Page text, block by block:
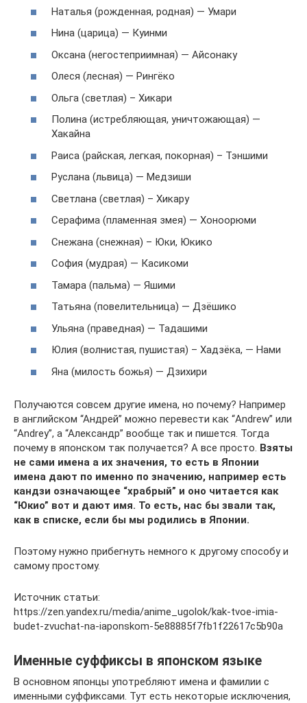
Наталья (рожденная, родная) — Умари
Нина (царица) — Куинми
Оксана (негостеприимная) — Айсонаку
Олеся (лесная) — Рингёко
Ольга (светлая) – Хикари
Полина (истребляющая, уничтожающая) —
Хакайна
Раиса (райская, легкая, покорная) – Тэншими
Руслана (львица) — Медзиши
Светлана (светлая) – Хикару
Серафима (пламенная змея) — Хоноорюми
Снежана (снежная) – Юки, Юкико
София (мудрая) — Касикоми
Тамара (пальма) — Яшими
Татьяна (повелительница) — Дзёшико
Ульяна (праведная) — Тадашими
Юлия (волнистая, пушистая) – Хадзёка, — Нами
Яна (милость божья) — Дзихири
Получаются совсем другие имена, но почему? Например
в английском “Андрей” можно перевести как “Andrew” или
“Andrey”, а “Александр” вообще так и пишется. Тогда
почему в японском так получается? А все просто. Взяты
не сами имена а их значения, то есть в Японии
имена дают по именно по значению, например есть
кандзи означающее “храбрый” и оно читается как
“Юкио” вот и дают имя. То есть, нас бы звали так,
как в списке, если бы мы родились в Японии.
Поэтому нужно прибегнуть немного к другому способу и
самому простому.
Источник статьи:
https://zen.yandex.ru/media/anime_ugolok/kak-tvoe-imia-
budet-zvuchat-na-iaponskom-5e88885f7fb1f22617c5b90a
Именные суффиксы в японском языке
В основном японцы употребляют имена и фамилии с
именными суффиксами. Тут есть некоторые исключения,